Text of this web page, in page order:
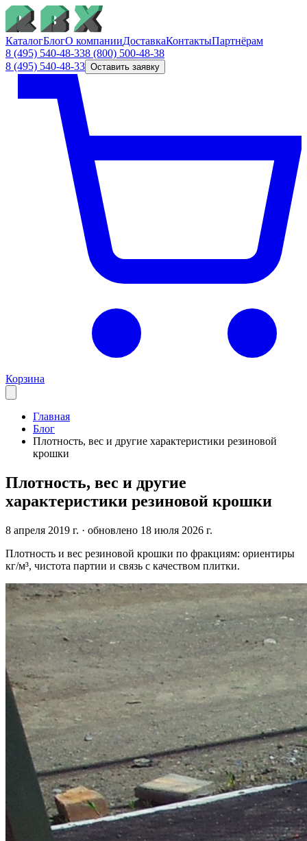
КаталогБлогО компанииДоставкаКонтактыПартнёрам
8 (495) 540-48-338 (800) 500-48-38
8 (495) 540-48-33 Оставить заявку
Корзина
Главная
Блог
Плотность, вес и другие характеристики резиновой
крошки
Плотность, вес и другие
характеристики резиновой крошки
8 апреля 2019 г. · обновлено 18 июля 2026 г.
Плотность и вес резиновой крошки по фракциям: ориентиры
кг/м³, чистота партии и связь с качеством плитки.